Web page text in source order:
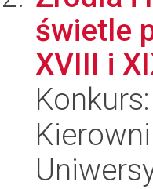
świetle
XVIII i
Konkurs: